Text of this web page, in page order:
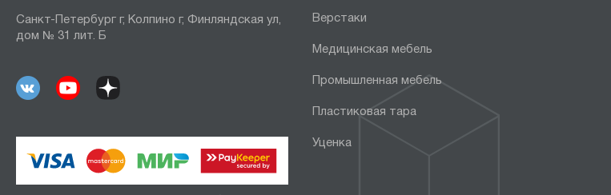
Санкт-Петербург г, Колпино г, Финляндская ул,
дом № 31 лит. Б
Верстаки
Медицинская мебель
Промышленная мебель
Пластиковая тара
Уценка